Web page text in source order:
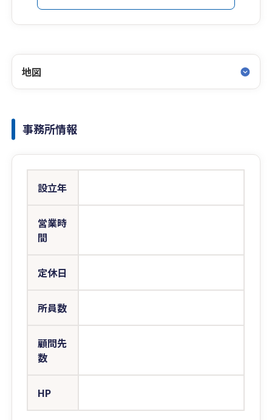
地図
事務所情報
設立年
営業時
間
定休日
所員数
顧問先
数
HP